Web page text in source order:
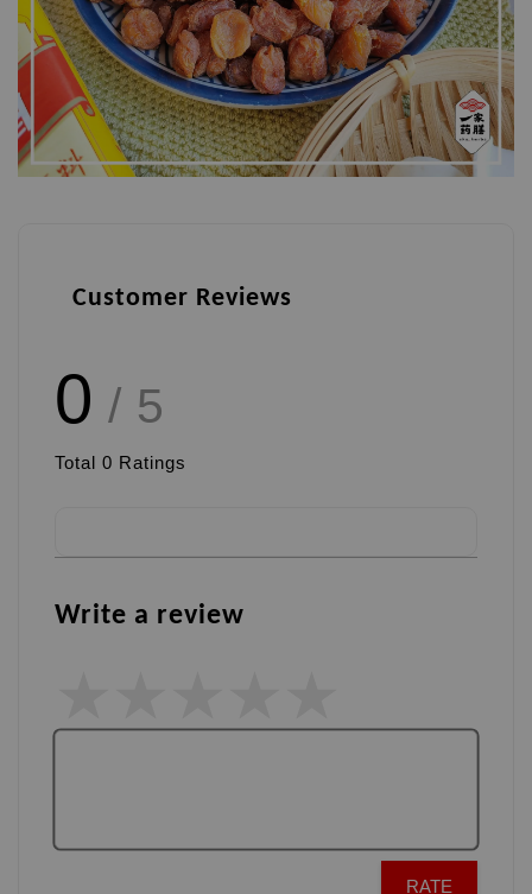
Customer Reviews
0 / 5
Total 0 Ratings
Write a review
RATE